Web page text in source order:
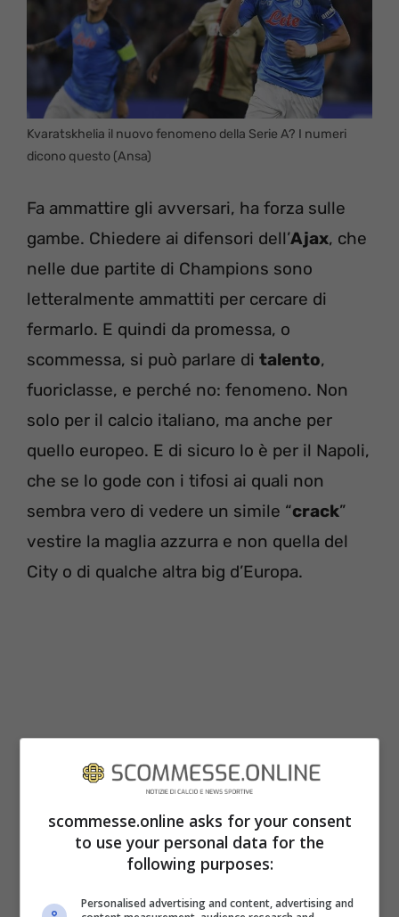
Kvaratskhelia il nuovo fenomeno della Serie A? I numeri
dicono questo (Ansa)
Fa ammattire gli avversari, ha forza sulle
gambe. Chiedere ai difensori dell’Ajax, che
nelle due partite di Champions sono
letteralmente ammattiti per cercare di
fermarlo. E quindi da promessa, o
scommessa, si può parlare di talento,
fuoriclasse, e perché no: fenomeno. Non
solo per il calcio italiano, ma anche per
quello europeo. E di sicuro lo è per il Napoli,
che se lo gode con i tifosi ai quali non
sembra vero di vedere un simile “crack”
vestire la maglia azzurra e non quella del
City o di qualche altra big d’Europa.
I numeri di Kvaratskhelia non sono da
scommesse.online asks for your consent
to use your personal data for the
following purposes:
Personalised advertising and content, advertising and